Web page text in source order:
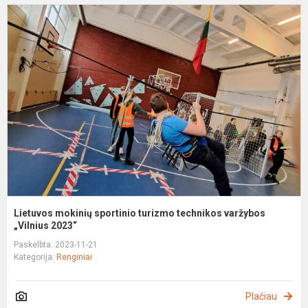
Lietuvos mokinių sportinio turizmo technikos varžybos
„Vilnius 2023“
Paskelbta: 2023-11-21
Kategorija: Renginiai
Plačiau